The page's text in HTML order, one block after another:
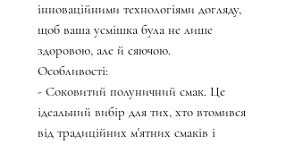
інноваційними технологіями догляду,
щоб ваша усмішка була не лише
здоровою, але й сяючою.
Особливості:
- Соковитий полуничний смак. Це
ідеальний вибір для тих, хто втомився
від традиційних м'ятних смаків і